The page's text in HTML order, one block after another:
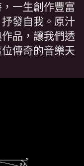
一生創作豐富
發自我。原汁
品，讓我們透
傳奇的音樂天